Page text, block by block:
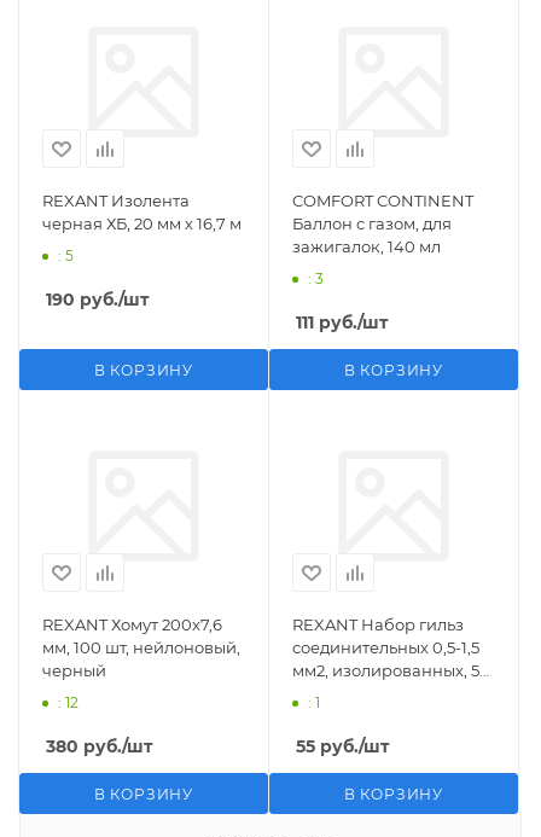
REXANT Изолента
черная ХБ, 20 мм х 16,7 м
: 5
190 руб./шт
В КОРЗИНУ
COMFORT CONTINENT
Баллон с газом, для
зажигалок, 140 мл
: 3
111 руб./шт
В КОРЗИНУ
REXANT Хомут 200х7,6
мм, 100 шт, нейлоновый,
черный
: 12
380 руб./шт
В КОРЗИНУ
REXANT Набор гильз
соединительных 0,5-1,5
мм2, изолированных, 5
: 1
55 руб./шт
В КОРЗИНУ